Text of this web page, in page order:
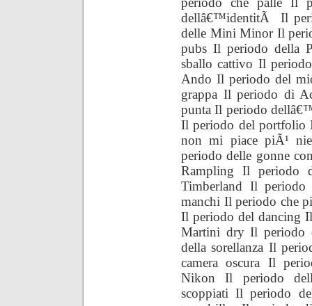
dellâ€™identitÃ Il
delle Mini Minor Il
pubs Il periodo della
sballo cattivo Il
Ando Il periodo del
grappa Il periodo di
punta Il periodo
Il periodo del portfolio
non mi piace piÃ¹
periodo delle gonne
Rampling Il periodo
Timberland Il
manchi Il periodo che
Il periodo del dancing
Martini dry Il periodo
della sorellanza Il
camera oscura Il
Nikon Il periodo
scoppiati Il periodo